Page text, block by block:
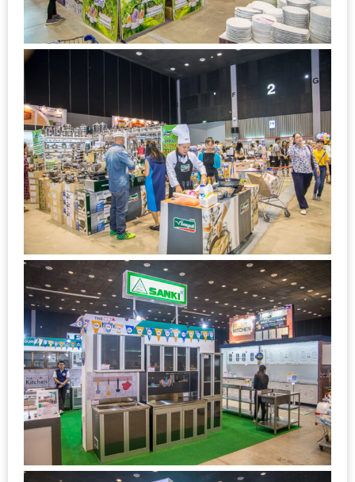
ข้าว
อะไร
เอ่ย
งาน
แฟร์
เรื่อง
บ้าน
ที่
คน
ต้อง
มา
พบ
สินค้า
เรื่อง
บ้าน
คุ้ม
ครบ
จบ